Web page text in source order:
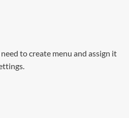
to create menu and assign it